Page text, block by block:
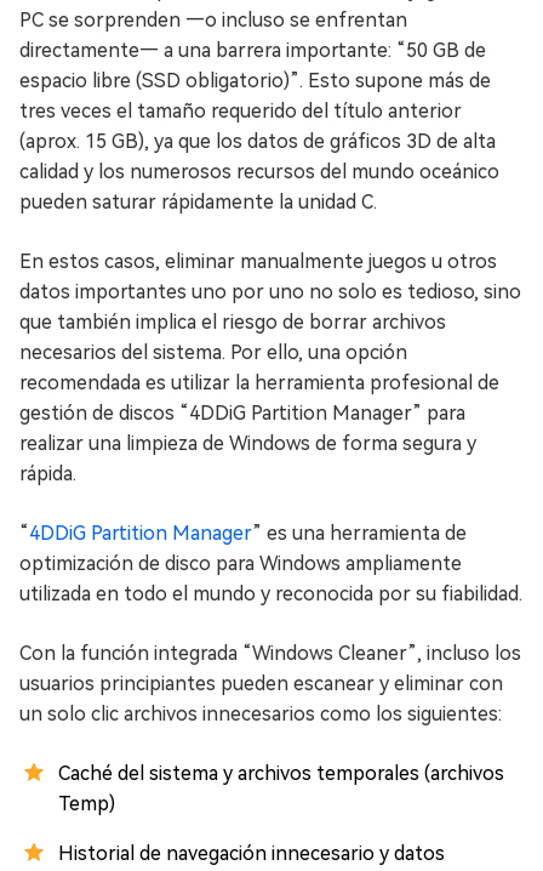
PC se sorprenden —o incluso se enfrentan
directamente— a una barrera importante: “50 GB de
espacio libre (SSD obligatorio)”. Esto supone más de
tres veces el tamaño requerido del título anterior
(aprox. 15 GB), ya que los datos de gráficos 3D de alta
calidad y los numerosos recursos del mundo oceánico
pueden saturar rápidamente la unidad C.
En estos casos, eliminar manualmente juegos u otros
datos importantes uno por uno no solo es tedioso, sino
que también implica el riesgo de borrar archivos
necesarios del sistema. Por ello, una opción
recomendada es utilizar la herramienta profesional de
gestión de discos “4DDiG Partition Manager” para
realizar una limpieza de Windows de forma segura y
rápida.
“4DDiG Partition Manager” es una herramienta de
optimización de disco para Windows ampliamente
utilizada en todo el mundo y reconocida por su fiabilidad.
Con la función integrada “Windows Cleaner”, incluso los
usuarios principiantes pueden escanear y eliminar con
un solo clic archivos innecesarios como los siguientes:
Caché del sistema y archivos temporales (archivos
Temp)
Historial de navegación innecesario y datos